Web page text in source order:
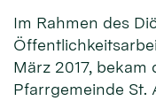
Im Rahmen des
März 2017,
Pfarrgemeinde St.